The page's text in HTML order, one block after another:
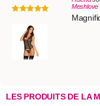
Meshlove
LES PRODUITS DE LA